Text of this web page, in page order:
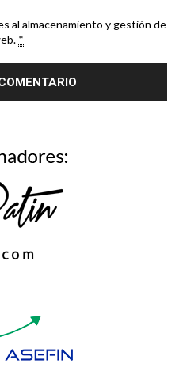
al almacenamiento y gestión de
*